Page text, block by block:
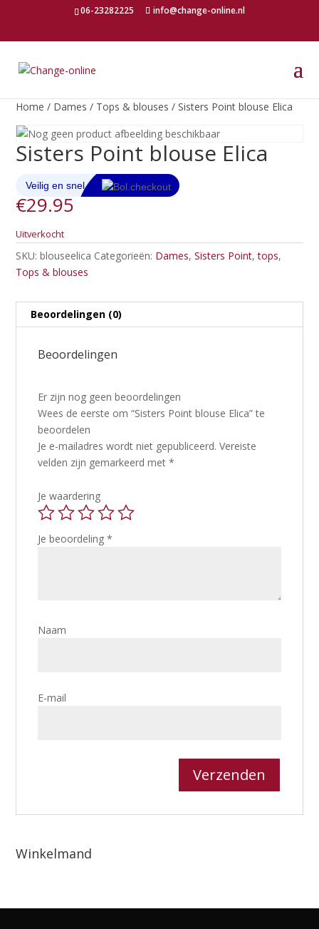
06-23282225 info@change-online.nl
Home / Dames / Tops & blouses / Sisters Point blouse Elica
Sisters Point blouse Elica
€29.95
Uitverkocht
SKU:blouseelica Categorieën: Dames,Sisters Point,tops,
Tops & blouses
Beoordelingen (0)
Beoordelingen
Er zijn nog geen beoordelingen
Wees de eerste om “Sisters Point blouse Elica” te
beoordelen
Je e-mailadres wordt niet gepubliceerd. Vereiste
velden zijn gemarkeerd met*
Je waardering
Je beoordeling*
Naam
E-mail
Winkelmand